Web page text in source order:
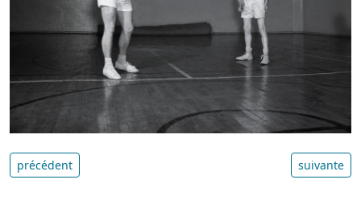
précédent suivante